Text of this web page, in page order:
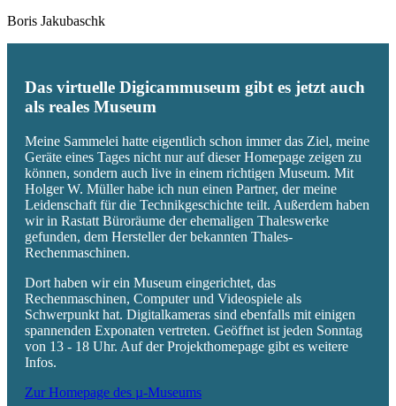
Boris Jakubaschk
Das virtuelle Digicammuseum gibt es jetzt auch
als reales Museum
Meine Sammelei hatte eigentlich schon immer das Ziel, meine
Geräte eines Tages nicht nur auf dieser Homepage zeigen zu
können, sondern auch live in einem richtigen Museum. Mit
Holger W. Müller habe ich nun einen Partner, der meine
Leidenschaft für die Technikgeschichte teilt. Außerdem haben
wir in Rastatt Büroräume der ehemaligen Thaleswerke
gefunden, dem Hersteller der bekannten Thales-
Rechenmaschinen.
Dort haben wir ein Museum eingerichtet, das
Rechenmaschinen, Computer und Videospiele als
Schwerpunkt hat. Digitalkameras sind ebenfalls mit einigen
spannenden Exponaten vertreten. Geöffnet ist jeden Sonntag
von 13 - 18 Uhr. Auf der Projekthomepage gibt es weitere
Infos.
Zur Homepage des µ-Museums